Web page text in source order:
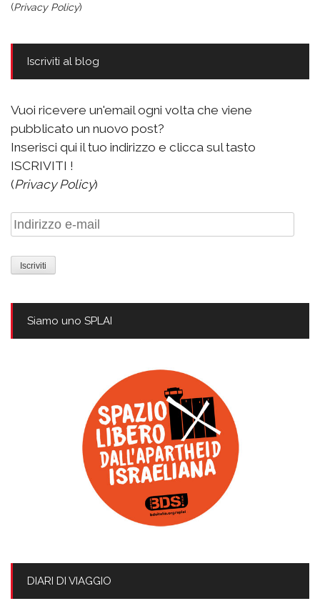
(Privacy Policy)
Iscriviti al blog
Vuoi ricevere un'email ogni volta che viene
pubblicato un nuovo post?
Inserisci qui il tuo indirizzo e clicca sul tasto
ISCRIVITI !
(Privacy Policy)
Indirizzo
e-
mail
Siamo uno SPLAI
DIARI DI VIAGGIO